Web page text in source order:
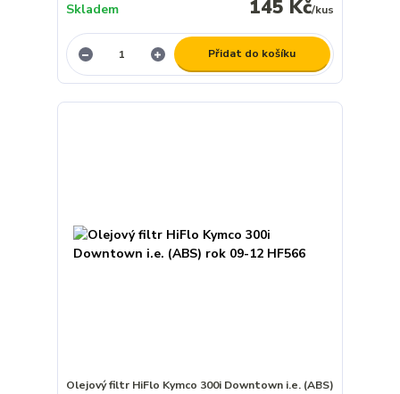
145 Kč/kus
Skladem
Přidat do košíku
Olejový filtr HiFlo Kymco 300i Downtown i.e. (ABS)